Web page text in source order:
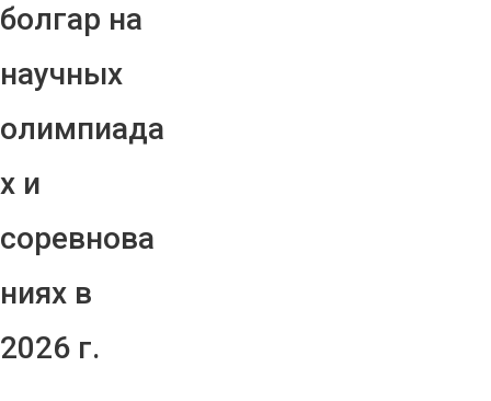
болгар на
научных
олимпиада
х и
соревнова
ниях в
2026 г.